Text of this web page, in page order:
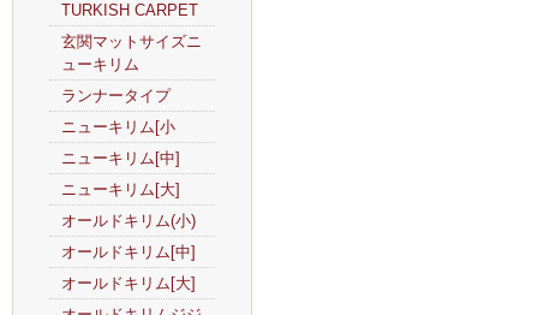
TURKISH CARPET
玄関マットサイズニ
ューキリム
ランナータイプ
ニューキリム[小
ニューキリム[中]
ニューキリム[大]
オールドキリム(小)
オールドキリム[中]
オールドキリム[大]